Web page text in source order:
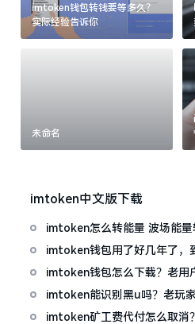
imtoken钱包转钱要等多久？
实际经验告诉你
未命名
imtoken中文版下载
imtoken怎么转能量 波场能量
imtoken钱包用了好几年了，
imtoken钱包怎么下载？老用
imtoken能识别黑u吗？老玩
imtoken矿工费代付怎么取消